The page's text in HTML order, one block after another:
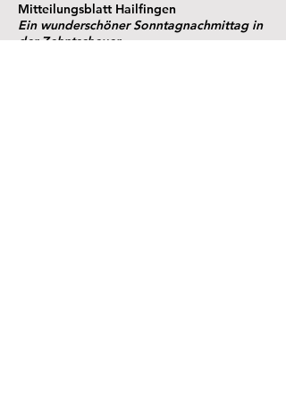
Mitteilungsblatt Hailfingen
Ein wunderschöner Sonntagnachmittag in
der Zehntscheuer